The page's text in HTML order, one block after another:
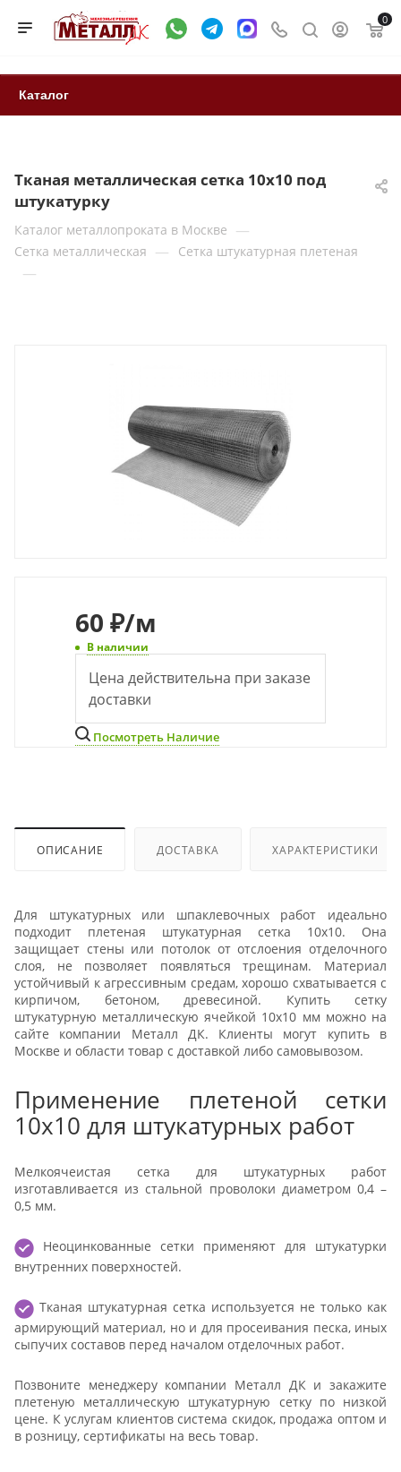
0
Каталог
Тканая металлическая сетка 10х10 под
штукатурку
Каталог металлопроката в Москве —
Сетка металлическая — Сетка штукатурная плетеная
—
60 ₽/м
В наличии
Цена действительна при заказе
доставки
Посмотреть Наличие
ОПИСАНИЕ ДОСТАВКА ХАРАКТЕРИСТИКИ
Для штукатурных или шпаклевочных работ идеально
подходит плетеная штукатурная сетка 10х10. Она
защищает стены или потолок от отслоения отделочного
слоя, не позволяет появляться трещинам. Материал
устойчивый к агрессивным средам, хорошо схватывается с
кирпичом, бетоном, древесиной. Купить сетку
штукатурную металлическую ячейкой 10х10 мм можно на
сайте компании Металл ДК. Клиенты могут купить в
Москве и области товар с доставкой либо самовывозом.
Применение плетеной сетки
10х10 для штукатурных работ
Мелкоячеистая сетка для штукатурных работ
изготавливается из стальной проволоки диаметром 0,4 –
0,5 мм.
Неоцинкованные сетки применяют для штукатурки
внутренних поверхностей.
Тканая штукатурная сетка используется не только как
армирующий материал, но и для просеивания песка, иных
сыпучих составов перед началом отделочных работ.
Позвоните менеджеру компании Металл ДК и закажите
плетеную металлическую штукатурную сетку по низкой
цене. К услугам клиентов система скидок, продажа оптом и
в розницу, сертификаты на весь товар.